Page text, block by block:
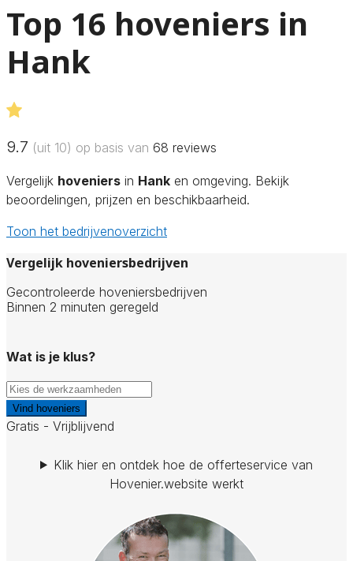
Top 16 hoveniers in
Hank
9.7 (uit 10) op basis van 68 reviews
Vergelijk hoveniers in Hank en omgeving. Bekijk
beoordelingen, prijzen en beschikbaarheid.
Toon het bedrijvenoverzicht
Vergelijk hoveniersbedrijven
Gecontroleerde hoveniersbedrijven
Binnen 2 minuten geregeld
Wat is je klus?
Vind hoveniers
Gratis - Vrijblijvend
Klik hier en ontdek hoe de offerteservice van
Hovenier.website werkt